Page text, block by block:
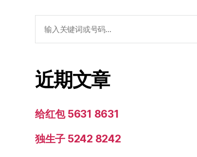
索：
近期文章
给红包 5631 8631
独生子 5242 8242